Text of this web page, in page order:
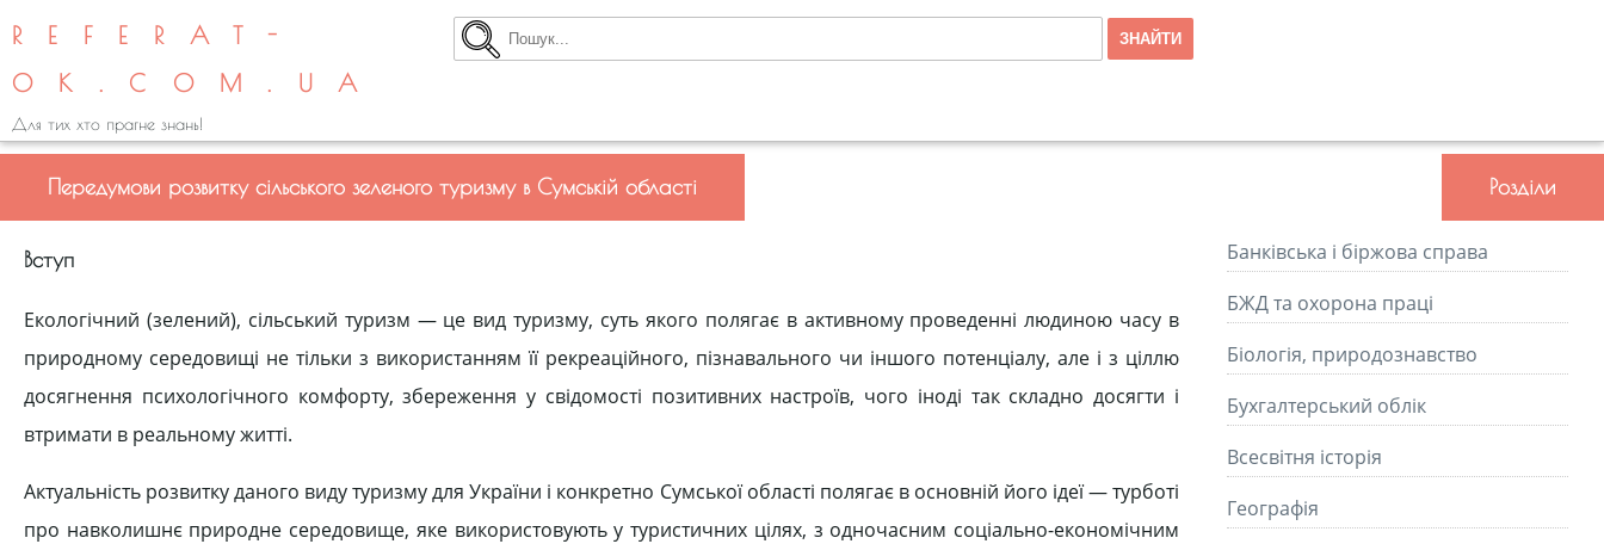
REFERAT-
OK.COM.UA
Для тих хто прагне знань!
Передумови розвитку сільського зеленого туризму в Сумській області
Вступ
Екологічний (зелений), сільський туризм — це вид туризму, суть якого полягає в активному проведенні людиною часу в
природному середовищі не тільки з використанням її рекреаційного, пізнавального чи іншого потенціалу, але і з ціллю
досягнення психологічного комфорту, збереження у свідомості позитивних настроїв, чого іноді так складно досягти і
втримати в реальному житті.
Актуальність розвитку даного виду туризму для України і конкретно Сумської області полягає в основній його ідеї — турботі
про навколишнє природне середовище, яке використовують у туристичних цілях, з одночасним соціально-економічним
Розділи
Банківська і біржова справа
БЖД та охорона праці
Біологія, природознавство
Бухгалтерський облік
Всесвітня історія
Географія